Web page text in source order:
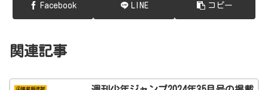
Facebook LINE コピー
関連記事
④掲載順速報